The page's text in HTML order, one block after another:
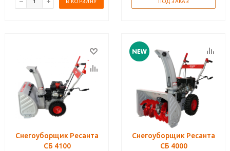
В КОРЗИНУ ПОД ЗАКАЗ
Снегоуборщик Ресанта
СБ 4100
Снегоуборщик Ресанта
СБ 4000